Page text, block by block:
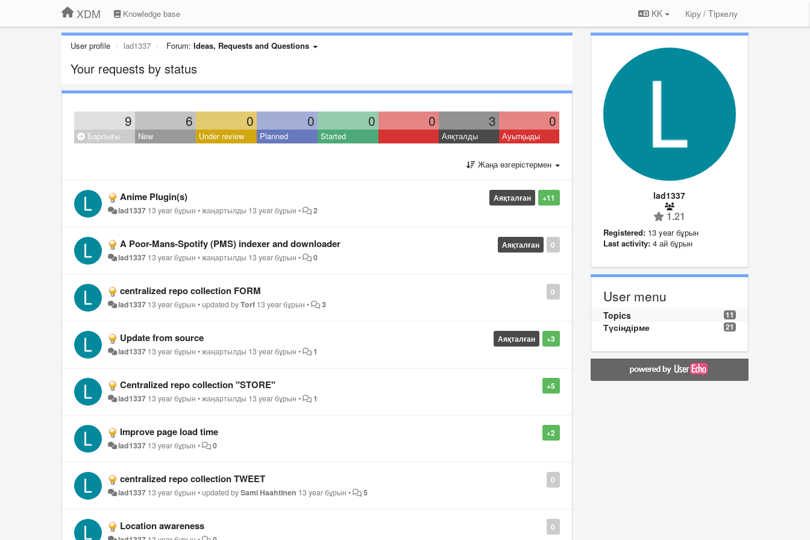
XDM Knowledge base KK Кіру / Tiркелу
User profile lad1337 Forum: Ideas, Requests and Questions
Your requests by status
9 6 0 0 0 0 3 0
Барлығы New Under review Planned Started Аяқталды Ауытқыды
Жаңа өзгерістермен
+11
Аяқталған
Anime Plugin(s)
lad1337 13 year бұрын •жаңартылды 13 year бұрын • 2
0
Аяқталған
A Poor-Mans-Spotify (PMS) indexer and downloader
lad1337 13 year бұрын •жаңартылды 13 year бұрын • 0
0
centralized repo collection FORM
lad1337 13 year бұрын •updated byTorf 13 year бұрын • 3
+3
Аяқталған
Update from source
lad1337 13 year бұрын •жаңартылды 13 year бұрын • 1
+5
Centralized repo collection "STORE"
lad1337 13 year бұрын •жаңартылды 13 year бұрын • 1
+2
Improve page load time
lad1337 13 year бұрын • 0
0
centralized repo collection TWEET
lad1337 13 year бұрын •updated bySami Haahtinen 13 year бұрын • 5
0
Location awareness
lad1337
1.21
Registered: 13 year бұрын
Last activity: 4 ай бұрын
User menu
11
Topics
21
Түсіндірме